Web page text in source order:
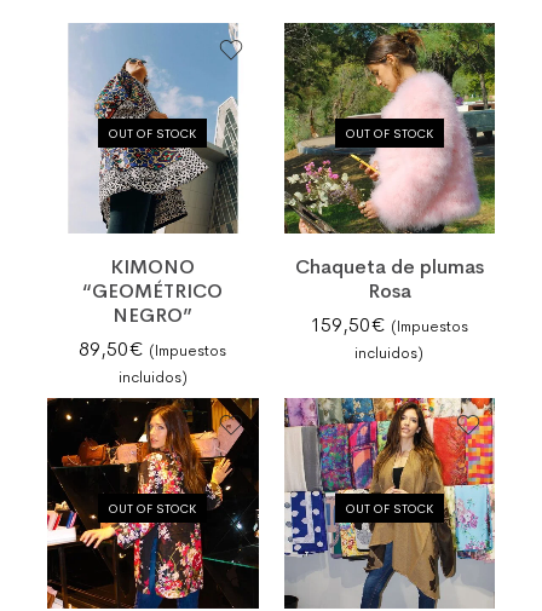
OUT OF STOCK
KIMONO
“GEOMÉTRICO
NEGRO”
89,50€ (Impuestos
incluidos)
OUT OF STOCK
Chaqueta de plumas
Rosa
159,50€ (Impuestos
incluidos)
OUT OF STOCK OUT OF STOCK